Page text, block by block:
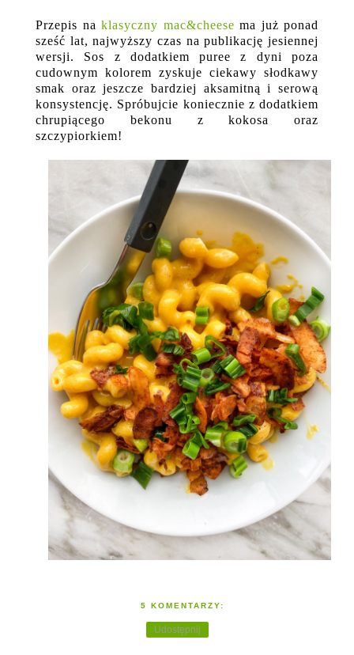
Przepis na klasyczny mac&cheese ma już ponad
sześć lat, najwyższy czas na publikację jesiennej
wersji. Sos z dodatkiem puree z dyni poza
cudownym kolorem zyskuje ciekawy słodkawy
smak oraz jeszcze bardziej aksamitną i serową
konsystencję. Spróbujcie koniecznie z dodatkiem
chrupiącego bekonu z kokosa oraz
szczypiorkiem!
5 KOMENTARZY:
Udostępnij